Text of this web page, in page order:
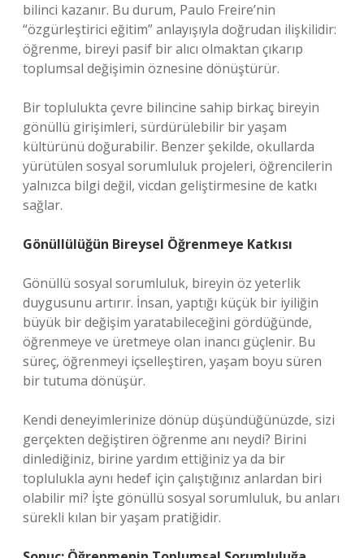
bilinci kazanır. Bu durum, Paulo Freire’nin
“özgürleştirici eğitim” anlayışıyla doğrudan ilişkilidir:
öğrenme, bireyi pasif bir alıcı olmaktan çıkarıp
toplumsal değişimin öznesine dönüştürür.
Bir toplulukta çevre bilincine sahip birkaç bireyin
gönüllü girişimleri, sürdürülebilir bir yaşam
kültürünü doğurabilir. Benzer şekilde, okullarda
yürütülen sosyal sorumluluk projeleri, öğrencilerin
yalnızca bilgi değil, vicdan geliştirmesine de katkı
sağlar.
Gönüllülüğün Bireysel Öğrenmeye Katkısı
Gönüllü sosyal sorumluluk, bireyin öz yeterlik
duygusunu artırır. İnsan, yaptığı küçük bir iyiliğin
büyük bir değişim yaratabileceğini gördüğünde,
öğrenmeye ve üretmeye olan inancı güçlenir. Bu
süreç, öğrenmeyi içselleştiren, yaşam boyu süren
bir tutuma dönüşür.
Kendi deneyimlerinize dönüp düşündüğünüzde, sizi
gerçekten değiştiren öğrenme anı neydi? Birini
dinlediğiniz, birine yardım ettiğiniz ya da bir
toplulukla aynı hedef için çalıştığınız anlardan biri
olabilir mi? İşte gönüllü sosyal sorumluluk, bu anları
sürekli kılan bir yaşam pratiğidir.